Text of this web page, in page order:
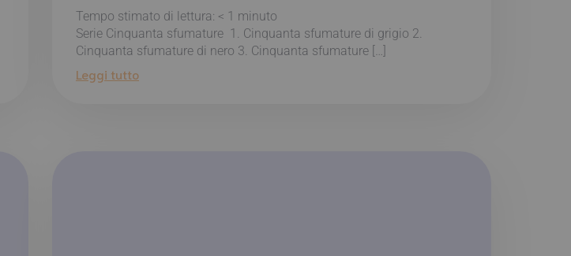
Tempo stimato di lettura: < 1 minuto
Serie Cinquanta sfumature 1. Cinquanta sfumature di grigio 2.
Cinquanta sfumature di nero 3. Cinquanta sfumature […]
Leggi tutto